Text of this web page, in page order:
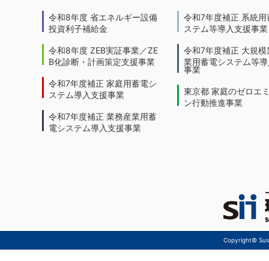
令和8年度 省エネルギー設備
投資利子補給金
令和8年度 ZEB実証事業／ZE
B化診断・計画策定支援事業
令和7年度補正 家庭用蓄電シ
ステム導入支援事業
令和7年度補正 業務産業用蓄
電システム導入支援事業
令和7年度補正 系統用
ステム等導入支援事業
令和7年度補正 大規模
業用蓄電システム等
事業
東京都 家庭のゼロエ
ン行動推進事業
Copyright©